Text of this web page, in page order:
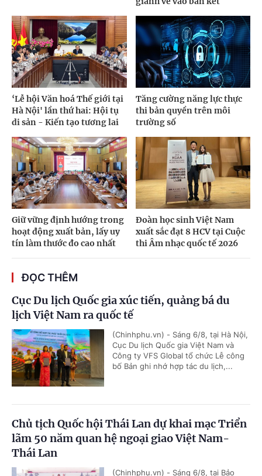
‘Lễ hội Văn hoá Thế giới tại
Hà Nội' lần thứ hai: Hội tụ
di sản - Kiến tạo tương lai
Tăng cường năng lực thực
thi bản quyền trên môi
trường số
Giữ vững định hướng trong
hoạt động xuất bản, lấy uy
tín làm thước đo cao nhất
Đoàn học sinh Việt Nam
xuất sắc đạt 8 HCV tại Cuộc
thi Âm nhạc quốc tế 2026
ĐỌC THÊM
Cục Du lịch Quốc gia xúc tiến, quảng bá du
lịch Việt Nam ra quốc tế
(Chinhphu.vn) - Sáng 6/8, tại Hà Nội,
Cục Du lịch Quốc gia Việt Nam và
Công ty VFS Global tổ chức Lễ công
bố Bản ghi nhớ hợp tác du lịch,...
Chủ tịch Quốc hội Thái Lan dự khai mạc Triển
lãm 50 năm quan hệ ngoại giao Việt Nam-
Thái Lan
(Chinhphu.vn) - Sáng 6/8, tại Bảo